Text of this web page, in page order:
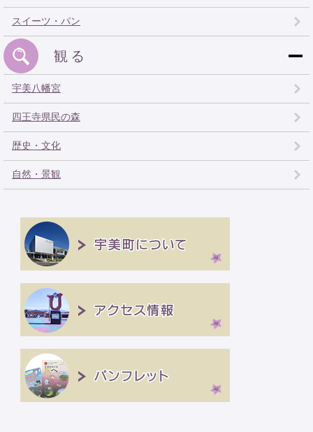
スイーツ・パン
観る
宇美八幡宮
四王寺県民の森
歴史・文化
自然・景観